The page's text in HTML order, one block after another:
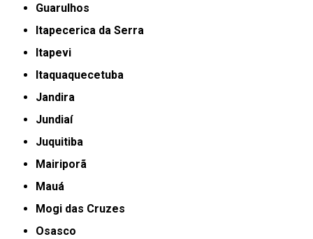
Guarulhos
Itapecerica da Serra
Itapevi
Itaquaquecetuba
Jandira
Jundiaí
Juquitiba
Mairiporã
Mauá
Mogi das Cruzes
Osasco